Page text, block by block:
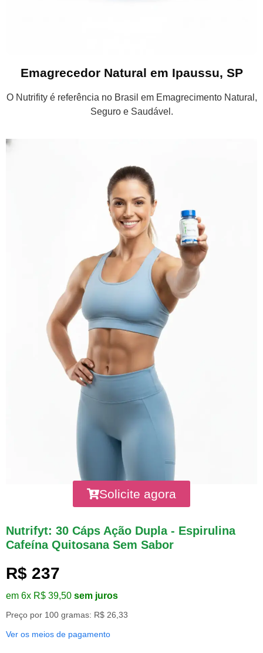
Emagrecedor Natural em Ipaussu, SP
O Nutrifity é referência no Brasil em Emagrecimento Natural,
Seguro e Saudável.
Solicite agora
Nutrifyt: 30 Cáps Ação Dupla - Espirulina
Cafeína Quitosana Sem Sabor
R$ 237
em 6x R$ 39,50 sem juros
Preço por 100 gramas: R$ 26,33
Ver os meios de pagamento